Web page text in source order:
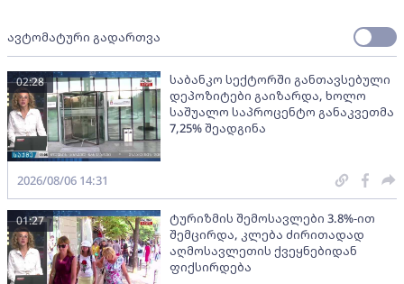
ავტომატური გადართვა
საბანკო სექტორში განთავსებული
დეპოზიტები გაიზარდა, ხოლო
საშუალო საპროცენტო განაკვეთმა
7,25% შეადგინა
02:28
2026/08/06 14:31
ტურიზმის შემოსავლები 3.8%-ით
შემცირდა, კლება ძირითადად
აღმოსავლეთის ქვეყნებიდან
ფიქსირდება
01:27